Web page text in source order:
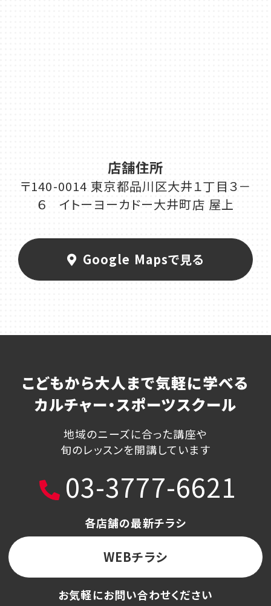
店舗住所
〒140-0014 東京都品川区大井１丁目３－
６ イトーヨーカドー大井町店 屋上
Google Mapsで見る
こどもから大人まで気軽に学べる
カルチャー・スポーツスクール
地域のニーズに合った講座や
旬のレッスンを開講しています
03-3777-6621
各店舗の最新チラシ
WEBチラシ
お気軽にお問い合わせください